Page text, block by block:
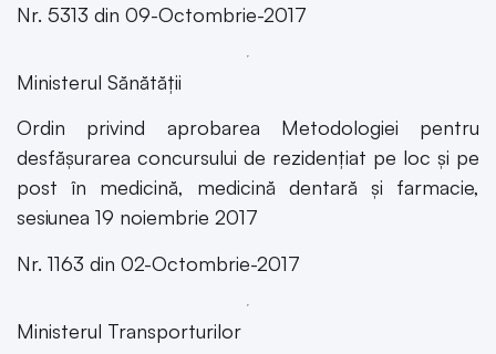
Nr. 5313 din 09-Octombrie-2017
Ministerul Sănătății
Ordin privind aprobarea Metodologiei pentru
desfășurarea concursului de rezidențiat pe loc și pe
post în medicină, medicină dentară și farmacie,
sesiunea 19 noiembrie 2017
Nr. 1163 din 02-Octombrie-2017
Ministerul Transporturilor